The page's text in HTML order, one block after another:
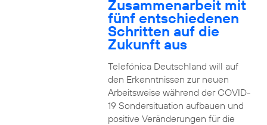
Zusammenarbeit mit
fünf entschiedenen
Schritten auf die
Zukunft aus
Telefónica Deutschland will auf
den Erkenntnissen zur neuen
Arbeitsweise während der COVID-
19 Sondersituation aufbauen und
positive Veränderungen für die